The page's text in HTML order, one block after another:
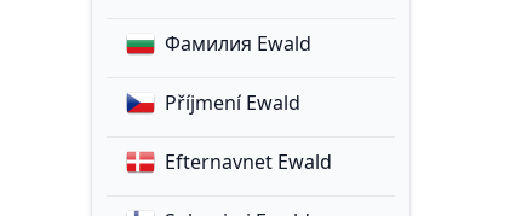
Фамилия Ewald
Příjmení Ewald
Efternavnet Ewald